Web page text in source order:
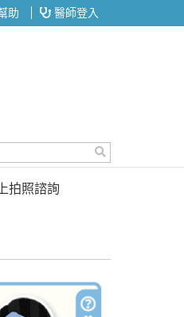
助 醫師登入
拍照諮詢